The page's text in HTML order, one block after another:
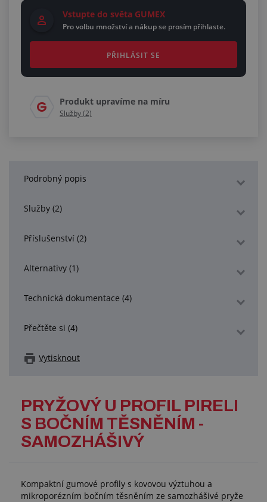
Vstupte do světa GUMEX
Pro volbu množství a nákup se prosím přihlaste.
PŘIHLÁSIT SE
Produkt upravíme na míru
Služby (2)
Podrobný popis
Služby (2)
Příslušenství (2)
Alternativy (1)
Technická dokumentace (4)
Přečtěte si (4)
Vytisknout
PRYŽOVÝ U PROFIL PIRELI
S BOČNÍM TĚSNĚNÍM -
SAMOZHÁŠIVÝ
Kompaktní gumové profily s kovovou výztuhou a
mikroporézním bočním těsněním ze samozhášivé pryže